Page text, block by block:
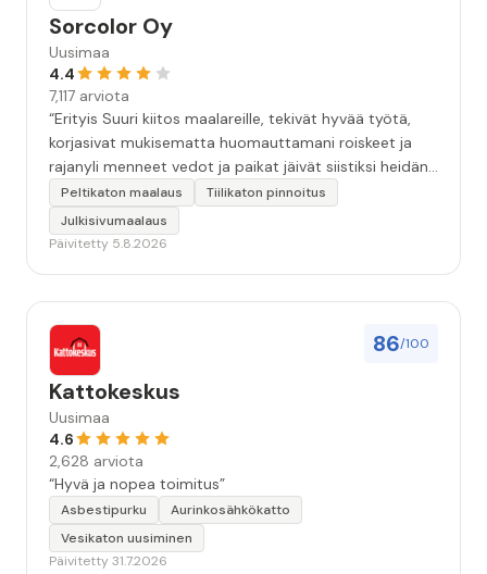
Sorcolor Oy
Uusimaa
4.4
7,117 arviota
“Erityis Suuri kiitos maalareille, tekivät hyvää työtä,
korjasivat mukisematta huomauttamani roiskeet ja
rajanyli menneet vedot ja paikat jäivät siistiksi heidän
lähtönsä jälkeen.”
Peltikaton maalaus
Tiilikaton pinnoitus
Julkisivumaalaus
Päivitetty 5.8.2026
86/100
Kattokeskus
Uusimaa
4.6
2,628 arviota
“Hyvä ja nopea toimitus”
Asbestipurku
Aurinkosähkökatto
Vesikaton uusiminen
Päivitetty 31.7.2026